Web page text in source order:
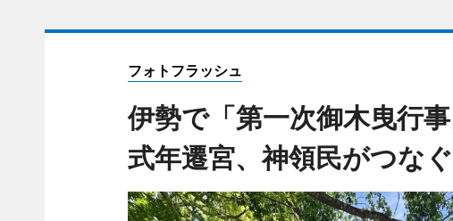
フォトフラッシュ
伊勢で「第一次御木曳行
式年遷宮、神領民がつな